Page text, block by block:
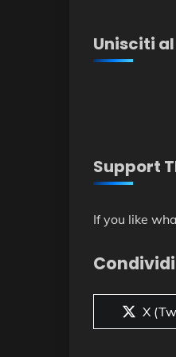
Unisciti
Support
If you like
Share
on
X